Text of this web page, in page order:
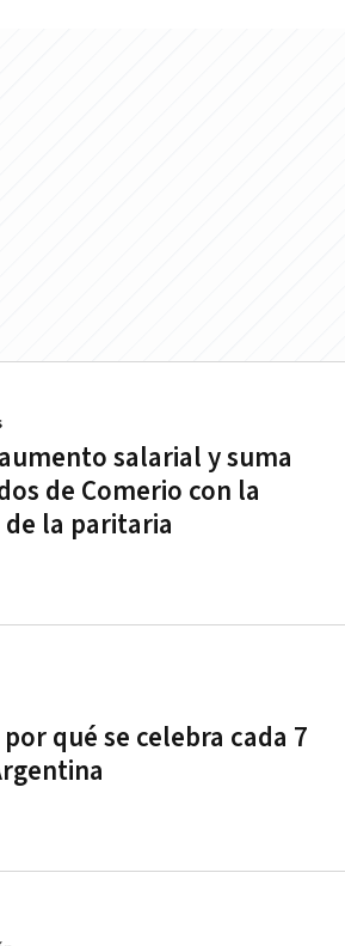
salarial y suma
de Comerio con la
la paritaria
qué se celebra cada 7